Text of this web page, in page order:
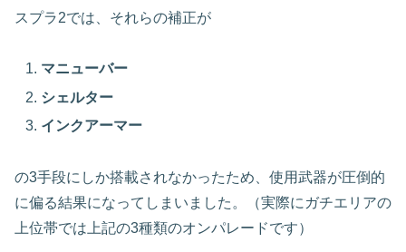
スプラ2では、それらの補正が
マニューバー
シェルター
インクアーマー
の3手段にしか搭載されなかったため、使用武器が圧倒的
に偏る結果になってしまいました。（実際にガチエリアの
上位帯では上記の3種類のオンパレードです）